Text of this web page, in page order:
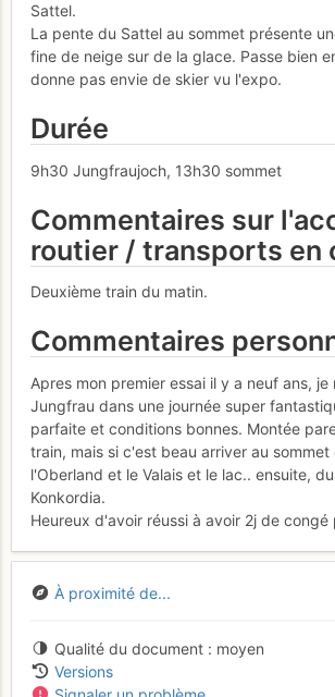
Sattel.
La pente du Sattel au sommet présente
fine de neige sur de la glace. Passe bien
donne pas envie de skier vu l'expo.
Durée
9h30 Jungfraujoch, 13h30 sommet
Commentaires sur
routier / transports en
Deuxième train du matin.
Commentaires
Apres mon premier essai il y a neuf ans, je
Jungfrau dans une journée super
parfaite et conditions bonnes. Montée
train, mais si c'est beau arriver au
l'Oberland et le Valais et le lac.. ensuite,
Konkordia.
Heureux d'avoir réussi à avoir 2j de congé
À proximité de...
Qualité du document
moyen
Versions